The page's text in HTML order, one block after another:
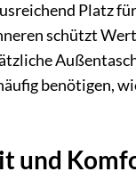
Platz
schützt
benötigen,
und